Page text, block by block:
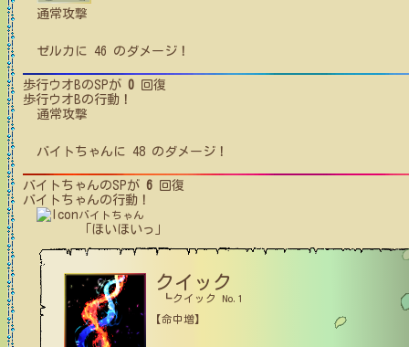
通常攻撃
ゼルカ に 46 のダメージ！
歩行ウオBのSPが 0 回復
歩行ウオBの行動！
通常攻撃
バイトちゃん に 48 のダメージ！
バイトちゃんのSPが 6 回復
バイトちゃんの行動！
バイトちゃん
「ほいほいっ」
クイック
┗クイック No.1
【命中増】